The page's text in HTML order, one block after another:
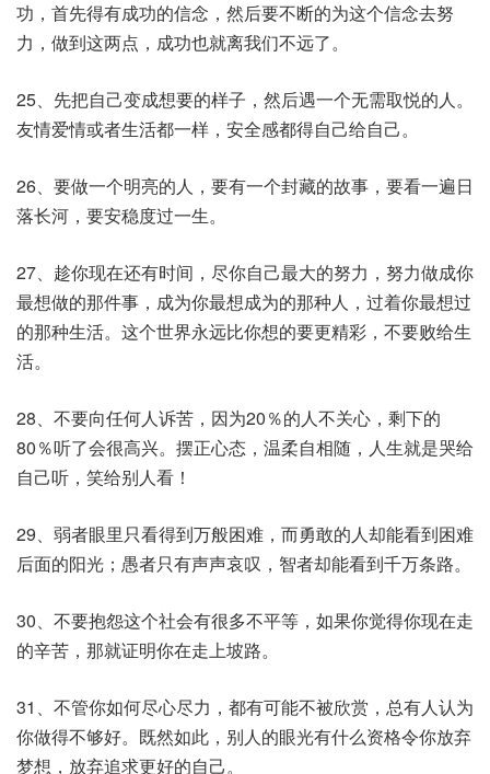
功，首先得有成功的信念，然后要不断的为这个信念去努
力，做到这两点，成功也就离我们不远了。
25、先把自己变成想要的样子，然后遇一个无需取悦的人。
友情爱情或者生活都一样，安全感都得自己给自己。
26、要做一个明亮的人，要有一个封藏的故事，要看一遍日
落长河，要安稳度过一生。
27、趁你现在还有时间，尽你自己最大的努力，努力做成你
最想做的那件事，成为你最想成为的那种人，过着你最想过
的那种生活。这个世界永远比你想的要更精彩，不要败给生
活。
28、不要向任何人诉苦，因为20％的人不关心，剩下的
80％听了会很高兴。摆正心态，温柔自相随，人生就是哭给
自己听，笑给别人看！
29、弱者眼里只看得到万般困难，而勇敢的人却能看到困难
后面的阳光；愚者只有声声哀叹，智者却能看到千万条路。
30、不要抱怨这个社会有很多不平等，如果你觉得你现在走
的辛苦，那就证明你在走上坡路。
31、不管你如何尽心尽力，都有可能不被欣赏，总有人认为
你做得不够好。既然如此，别人的眼光有什么资格令你放弃
梦想，放弃追求更好的自己。